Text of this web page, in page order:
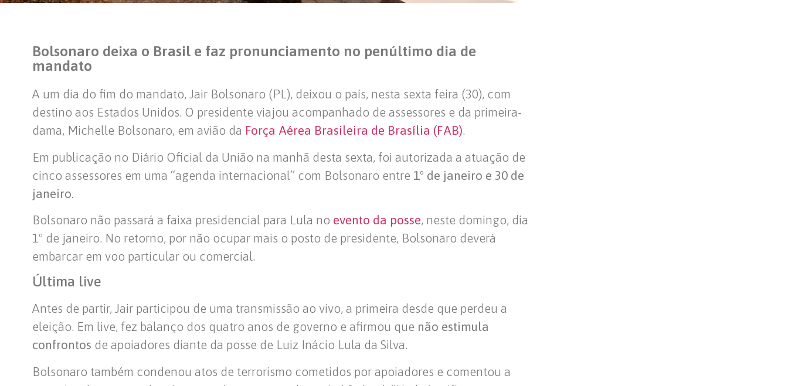
Bolsonaro deixa o Brasil e faz pronunciamento no penúltimo dia de
mandato
A um dia do fim do mandato, Jair Bolsonaro (PL), deixou o país, nesta sexta feira (30), com
destino aos Estados Unidos. O presidente viajou acompanhado de assessores e da primeira-
dama, Michelle Bolsonaro, em avião da Força Aérea Brasileira de Brasília (FAB).
Em publicação no Diário Oficial da União na manhã desta sexta, foi autorizada a atuação de
cinco assessores em uma “agenda internacional” com Bolsonaro entre 1º de janeiro e 30 de
janeiro.
Bolsonaro não passará a faixa presidencial para Lula no evento da posse, neste domingo, dia
1º de janeiro. No retorno, por não ocupar mais o posto de presidente, Bolsonaro deverá
embarcar em voo particular ou comercial.
Última live
Antes de partir, Jair participou de uma transmissão ao vivo, a primeira desde que perdeu a
eleição. Em live, fez balanço dos quatro anos de governo e afirmou que não estimula
confrontos de apoiadores diante da posse de Luiz Inácio Lula da Silva.
Bolsonaro também condenou atos de terrorismo cometidos por apoiadores e comentou a